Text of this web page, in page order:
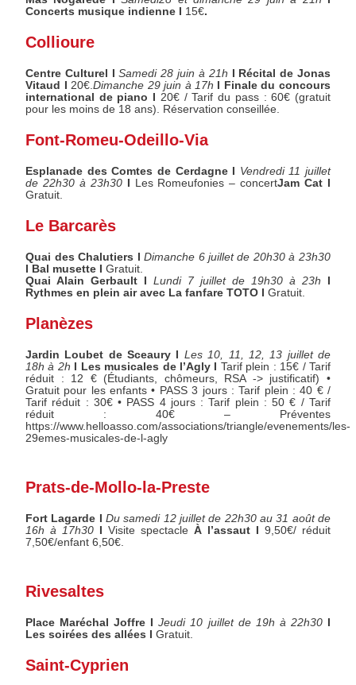
Concerts musique indienne I 15€.
Collioure
Centre Culturel ISamedi 28 juin à 21h I Récital de Jonas
Vitaud I20€.Dimanche 29 juin à 17h I Finale du concours
international de piano I 20€ / Tarif du pass : 60€ (gratuit
pour les moins de 18 ans). Réservation conseillée.
Font-Romeu-Odeillo-Via
Esplanade des Comtes de Cerdagne I Vendredi 11 juillet
de 22h30 à 23h30
Les Romeufonies – concertJam Cat I
Gratuit.
Le Barcarès
Quai des Chalutiers IDimanche 6 juillet de 20h30 à 23h30
I Bal musette IGratuit.
Quai Alain Gerbault ILundi 7 juillet de 19h30 à 23h
Rythmes en plein air avec La fanfare TOTO IGratuit.
Planèzes
Jardin Loubet de Sceaury I
Les 10, 11, 12, 13 juillet de
18h à 2h I Les musicales de l’Agly I Tarif plein : 15€ / Tarif
réduit : 12 € (Étudiants, chômeurs, RSA -> justificatif) •
Gratuit pour les enfants • PASS 3 jours : Tarif plein : 40 € /
Tarif réduit : 30€ • PASS 4 jours : Tarif plein : 50 € / Tarif
réduit : 40€ – Préventes
https://www.helloasso.com/associations/triangle/evenements/les-
29emes-musicales-de-l-agly
Prats-de-Mollo-la-Preste
Fort Lagarde IDu samedi 12 juillet de 22h30 au 31 août de
16h à 17h30 IVisite spectacle À l’assaut I 9,50€/ réduit
7,50€/enfant 6,50€.
Rivesaltes
Place Maréchal Joffre IJeudi 10 juillet de 19h à 22h30I
Les soirées des allées IGratuit.
Saint-Cyprien